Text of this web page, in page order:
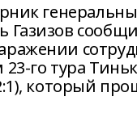
23-го тура
который